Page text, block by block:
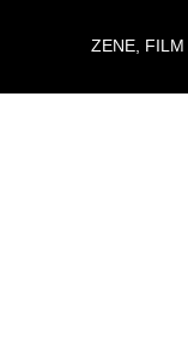
ZENE, FILM